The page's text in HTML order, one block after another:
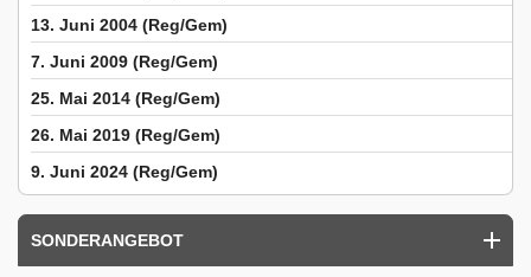
13. Juni 2004 (Reg/Gem)
7. Juni 2009 (Reg/Gem)
25. Mai 2014 (Reg/Gem)
26. Mai 2019 (Reg/Gem)
9. Juni 2024 (Reg/Gem)
SONDERANGEBOT